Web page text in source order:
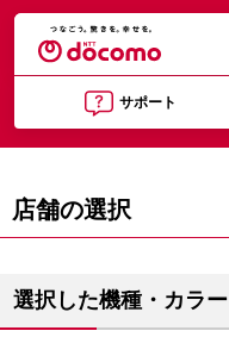
サポート
店舗の選択
選択した機種・カラー